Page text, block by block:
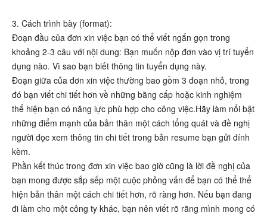
3. Cách trình bày (format):
Đoạn đầu của đơn xin việc bạn có thể viết ngắn gọn trong
khoảng 2-3 câu với nội dung: Bạn muốn nộp đơn vào vị trí tuyển
dụng nào. Vì sao bạn biết thông tin tuyển dụng này.
Đoạn giữa của đơn xin việc thường bao gồm 3 đoạn nhỏ, trong
đó bạn viết chi tiết hơn về những bằng cấp hoặc kinh nghiệm
thể hiện bạn có năng lực phù hợp cho công việc.Hãy làm nổi bật
những điểm mạnh của bản thân một cách tổng quát và đề nghị
người đọc xem thông tin chi tiết trong bản resume bạn gửi đính
kèm.
Phần kết thúc trong đơn xin việc bao giờ cũng là lời đề nghị của
bạn mong được sắp sếp một cuộc phỏng vấn để bạn có thể thể
hiện bản thân một cách chi tiết hơn, rõ ràng hơn. Nếu bạn đang
đi làm cho một công ty khác, bạn nên viết rõ rằng mình mong có